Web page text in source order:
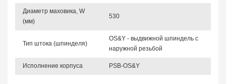
Диаметр маховика, W
(мм)
530
Тип штока (шпинделя)
OS&Y - выдвижной шпиндель с
наружной резьбой
Исполнение корпуса PSB-OS&Y